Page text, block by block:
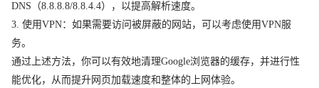
DNS（8.8.8.8/8.8.4.4），以提高解析速度。
3. 使用VPN：如果需要访问被屏蔽的网站，可以考虑使用VPN服
务。
通过上述方法，你可以有效地清理Google浏览器的缓存，并进行性
能优化，从而提升网页加载速度和整体的上网体验。